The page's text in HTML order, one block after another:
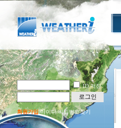
ID 저장
로그인
회원가입아이디/비밀번호찾기